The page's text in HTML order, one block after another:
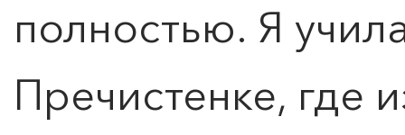
полностью. Я
Пречистенке, где